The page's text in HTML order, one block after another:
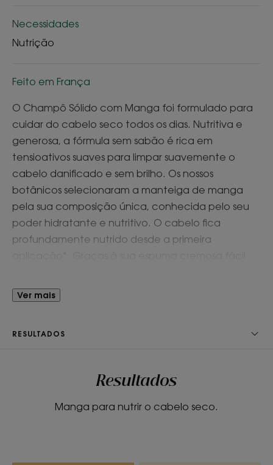
Necessidades
Nutrição
Feito em França
O Champô Sólido com Manga foi formulado para
cuidar do cabelo seco todos os dias. Nutritiva e
generosa, a fórmula sem sabão é rica em
tensioativos suaves para limpar suavemente o
cabelo danificado e sem brilho. Os nossos
botânicos selecionaram a manteiga de manga
pela sua composição única, conhecida pelo seu
poder hidratante e nutritivo. O cabelo fica
profundamente nutrido desde a primeira
desembaraçar e deixa o cabelo mais forte.
Intensamente nutrido e protegido contra a
A sua fórmula minimalista lava suavemente o
Ver mais
RESULTADOS
Resultados
Manga para nutrir o cabelo seco.